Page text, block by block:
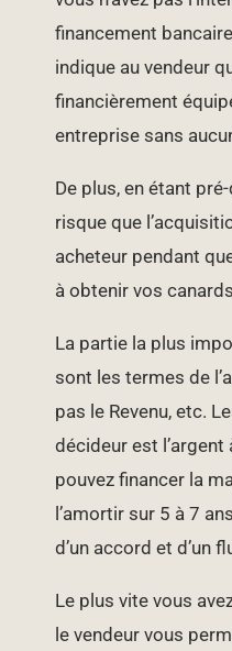
financement
indique au vendeur
financièrement
entreprise sans
De plus, en étant
risque que
acheteur pendant
à obtenir vos
La partie la plus
sont les termes de
pas le Revenu, etc.
décideur est l’argent
pouvez financer la
l’amortir sur 5 à 7
d’un accord et d’un
Le plus vite vous
le vendeur vous